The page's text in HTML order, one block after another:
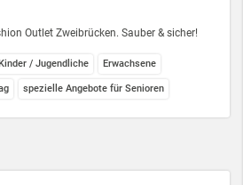
Outlet Zweibrücken. Sauber & sicher!
/ Jugendliche Erwachsene
spezielle Angebote für Senioren